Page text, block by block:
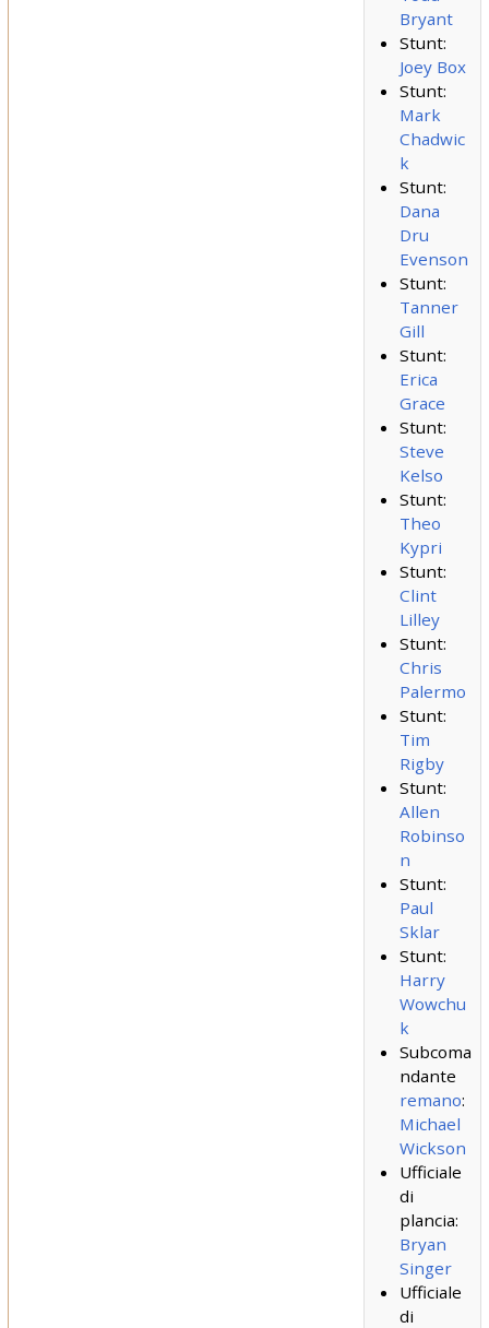
Bryant
Stunt:
Joey Box
Stunt:
Mark
Chadwic
k
Stunt:
Dana
Dru
Evenson
Stunt:
Tanner
Gill
Stunt:
Erica
Grace
Stunt:
Steve
Kelso
Stunt:
Theo
Kypri
Stunt:
Clint
Lilley
Stunt:
Chris
Palermo
Stunt:
Tim
Rigby
Stunt:
Allen
Robinso
n
Stunt:
Paul
Sklar
Stunt:
Harry
Wowchu
k
Subcoma
ndante
remano:
Michael
Wickson
Ufficiale
di
plancia:
Bryan
Singer
Ufficiale
di